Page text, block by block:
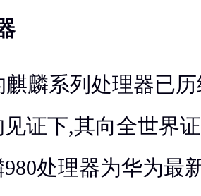
麒麟系列处理器已
证下,其向全世界
处理器为华为最